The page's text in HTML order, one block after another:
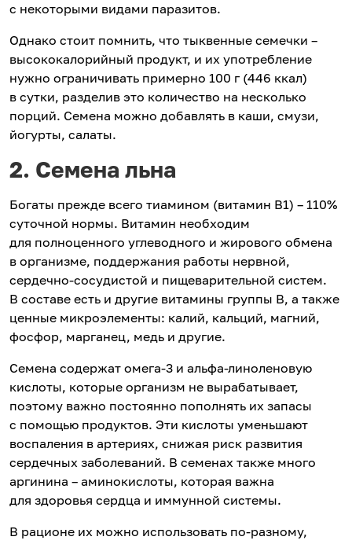
с некоторыми видами паразитов.
Однако стоит помнить, что тыквенные семечки –
высококалорийный продукт, и их употребление
нужно ограничивать примерно 100 г (446 ккал)
в сутки, разделив это количество на несколько
порций. Семена можно добавлять в каши, смузи,
йогурты, салаты.
2. Семена льна
Богаты прежде всего тиамином (витамин В1) – 110%
суточной нормы. Витамин необходим
для полноценного углеводного и жирового обмена
в организме, поддержания работы нервной,
сердечно-сосудистой и пищеварительной систем.
В составе есть и другие витамины группы В, а также
ценные микроэлементы: калий, кальций, магний,
фосфор, марганец, медь и другие.
Семена содержат омега-3 и альфа-линоленовую
кислоты, которые организм не вырабатывает,
поэтому важно постоянно пополнять их запасы
с помощью продуктов. Эти кислоты уменьшают
воспаления в артериях, снижая риск развития
сердечных заболеваний. В семенах также много
аргинина – аминокислоты, которая важна
для здоровья сердца и иммунной системы.
В рационе их можно использовать по-разному,